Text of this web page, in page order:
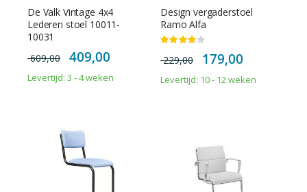
De Valk Vintage 4x4
Lederen stoel 10011-
10031
609,00
Special
Price
409,00
Levertijd: 3 - 4 weken
Design vergaderstoel
Ramo Alfa
Waardering:
229,00
Special
Price
179,00
Levertijd: 10 - 12 weken